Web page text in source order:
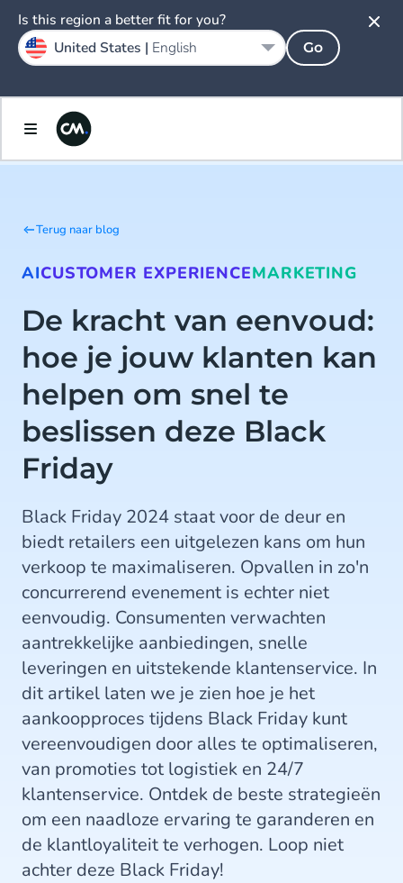
Terug naar blog
AICUSTOMER EXPERIENCEMARKETING
De kracht van eenvoud:
hoe je jouw klanten kan
helpen om snel te
beslissen deze Black
Friday
Black Friday 2024 staat voor de deur en
biedt retailers een uitgelezen kans om hun
verkoop te maximaliseren. Opvallen in zo'n
concurrerend evenement is echter niet
eenvoudig. Consumenten verwachten
aantrekkelijke aanbiedingen, snelle
leveringen en uitstekende klantenservice. In
dit artikel laten we je zien hoe je het
aankoopproces tijdens Black Friday kunt
vereenvoudigen door alles te optimaliseren,
van promoties tot logistiek en 24/7
klantenservice. Ontdek de beste strategieën
om een naadloze ervaring te garanderen en
de klantloyaliteit te verhogen. Loop niet
achter deze Black Friday!
Is this region a better fit for you?
United States | English Go